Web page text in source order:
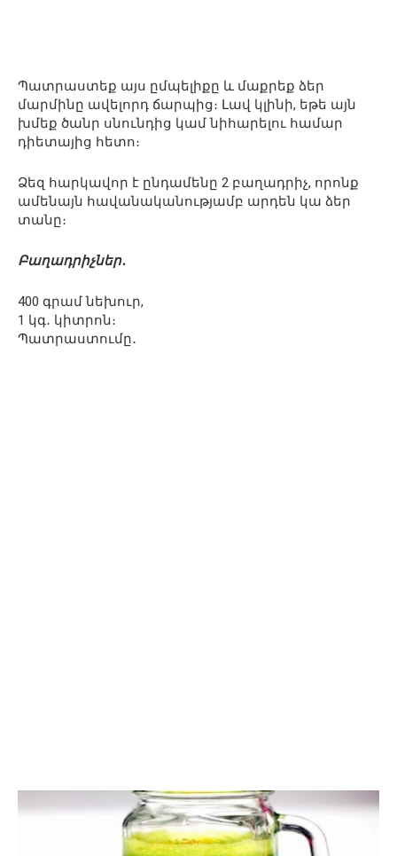
Պատրաստեք այս ըմպելիքը և մաքրեք ձեր
մարմինը ավելորդ ճարպից։ Լավ կլինի, եթե այն
խմեք ծանր սնունդից կամ նիհարելու համար
դիետայից հետո։
Ձեզ հարկավոր է ընդամենը 2 բաղադրիչ, որոնք
ամենայն հավանականությամբ արդեն կա ձեր
տանը։
Բաղադրիչներ․
400 գրամ նեխուր,
1 կգ․ կիտրոն։
Պատրաստումը․